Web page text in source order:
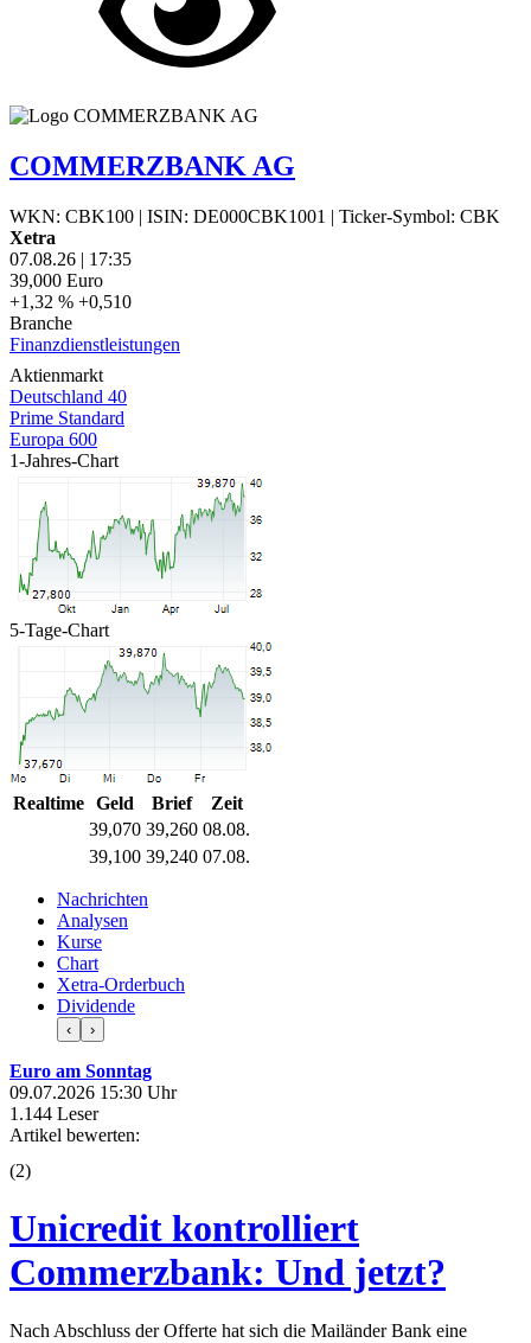
COMMERZBANK AG
WKN: CBK100 | ISIN: DE000CBK1001 | Ticker-Symbol: CBK
Xetra
07.08.26 | 17:35
39,000 Euro
+1,32 % +0,510
Branche
Finanzdienstleistungen
Aktienmarkt
Deutschland 40
Prime Standard
Europa 600
1-Jahres-Chart
5-Tage-Chart
Realtime Geld Brief
Zeit
39,070 39,260 08.08.
39,100 39,240 07.08.
Nachrichten
Analysen
Kurse
Chart
Xetra-Orderbuch
Dividende
‹ ›
Euro am Sonntag
09.07.2026 15:30 Uhr
1.144 Leser
Artikel bewerten:
(2)
Unicredit kontrolliert
Commerzbank: Und jetzt?
Nach Abschluss der Offerte hat sich die Mailänder Bank eine